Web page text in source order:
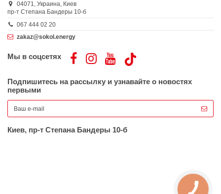
04071, Украина, Киев
пр-т Степана Бандеры 10-б
067 444 02 20
zakaz@sokol.energy
Мы в соцсетях
Подпишитесь на рассылку и узнавайте о новостях
первыми
Киев, пр-т Степана Бандеры 10-б